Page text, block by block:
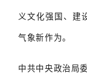
义文化强国、建
气象新作为。
中共中央政治局